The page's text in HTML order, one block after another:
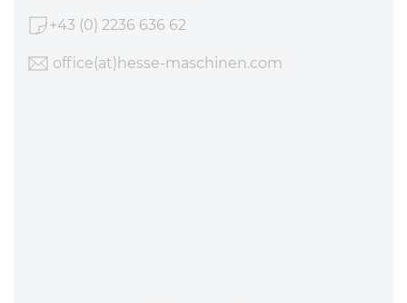
+43 (0) 2236 636 62
office(at)hesse-maschinen.com